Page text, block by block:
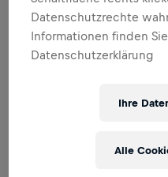
Deine Spende macht
fließen in die
Datenschutzrechte
Informationen finden
Datenschutzerklärung
Ihre
Alle